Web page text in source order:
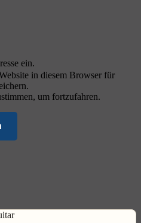
ein.
in diesem Browser für
um fortzufahren.